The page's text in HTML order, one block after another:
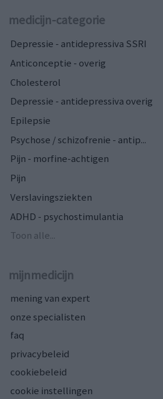
medicijn-categorie
Depressie - antidepressiva SSRI
Anticonceptie - overig
Cholesterol
Depressie - antidepressiva overig
Epilepsie
Psychose / schizofrenie - antip...
Pijn - morfine-achtigen
Pijn
Verslavingsziekten
ADHD - psychostimulantia
Toon alle...
mijnmedicijn
mening van expert
onze specialisten
faq
privacybeleid
cookiebeleid
cookie instellingen